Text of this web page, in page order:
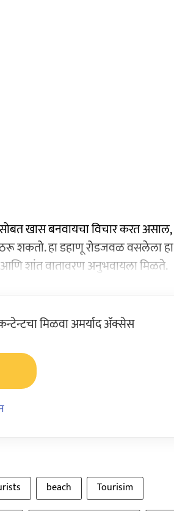
खास बनवायचा विचार करत असाल,
शकतो. हा डहाणू रोडजवळ वसलेला हा
आणि शांत वातावरण अनुभवायला मिळते.
मिळवा अमर्याद ॲक्सेस
beach
Tourisim